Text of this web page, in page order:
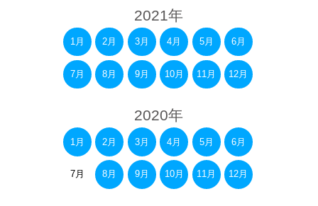
2021年
1月 2月 3月 4月 5月 6月
7月 8月 9月 10月 11月 12月
2020年
1月 2月 3月 4月 5月 6月
7月 8月 9月 10月 11月 12月